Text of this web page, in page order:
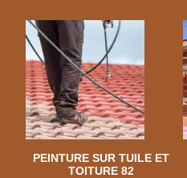
PEINTURE SUR TUILE ET
TOITURE 82